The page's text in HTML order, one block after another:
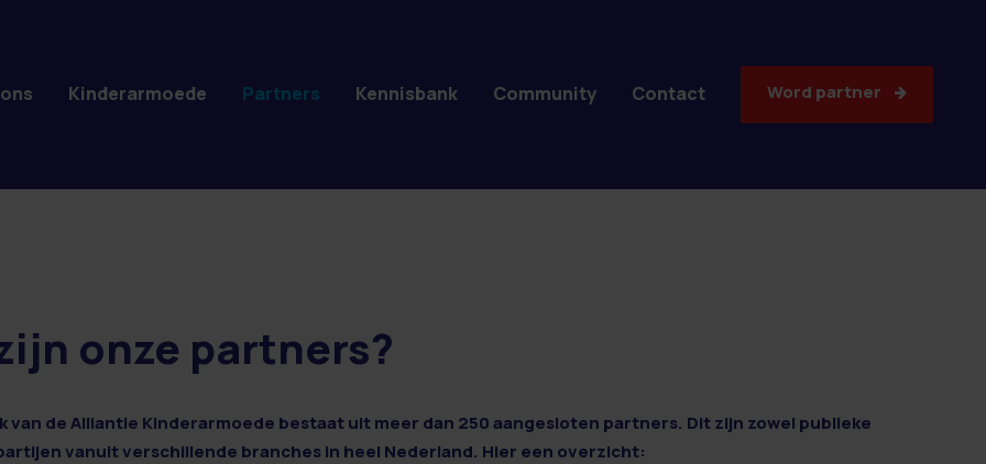
onze partners?
van de Alliantie Kinderarmoede bestaat uit meer dan 250 aangesloten partners. Dit zijn zowel publieke
vanuit verschillende branches in heel Nederland. Hier een overzicht:
Kinderarmoede Partners Kennisbank Community Contact Word partner